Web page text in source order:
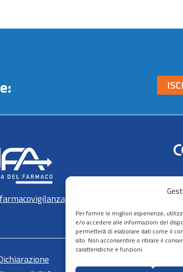
Per fornire le migliori esperienze,
e/o accedere alle informazioni del
permetterà di elaborare dati come il
sito. Non acconsentire o ritirare il
caratteristiche e funzioni.
gestiti da AIFA